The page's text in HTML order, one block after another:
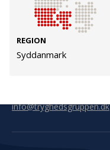
REGION
Syddanmark
TrygFonden
45 26 08 00
info@trygfonden.dk
info@tryghedsgruppen.dk